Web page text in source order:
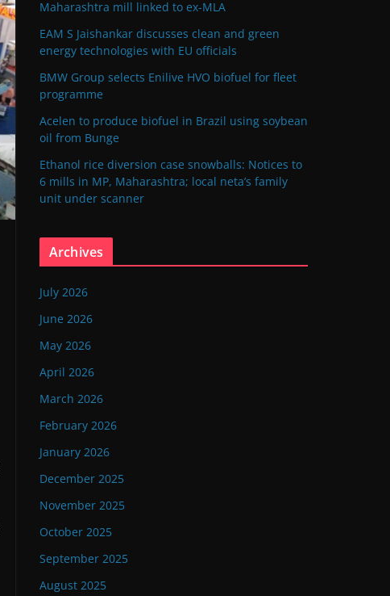
Maharashtra mill linked to ex-MLA
EAM S Jaishankar discusses clean and green
energy technologies with EU officials
BMW Group selects Enilive HVO biofuel for fleet
programme
Acelen to produce biofuel in Brazil using soybean
oil from Bunge
Ethanol rice diversion case snowballs: Notices to
6 mills in MP, Maharashtra; local neta’s family
unit under scanner
Archives
July 2026
June 2026
May 2026
April 2026
March 2026
February 2026
January 2026
December 2025
November 2025
October 2025
September 2025
August 2025